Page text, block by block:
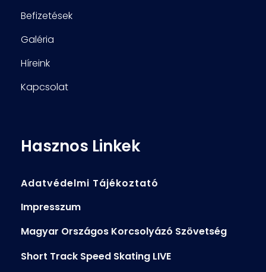
Befizetések
Galéria
Híreink
Kapcsolat
Hasznos Linkek
Adatvédelmi Tájékoztató
Impresszum
Magyar Országos Korcsolyázó Szövetség
Short Track Speed Skating LIVE